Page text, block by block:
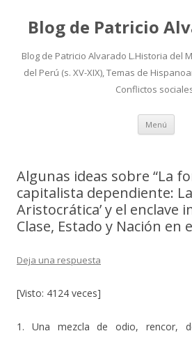
Blog de Patricio
Blog de Patricio Alvarado L.Historia del
del Perú (s. XV-XIX), Temas de
Conflictos
Menú Ir
Algunas ideas sobre “La
capitalista dependiente: La
Aristocrática’ y el enclave
Clase, Estado y Nación en
Deja una respuesta
[Visto: 4124 veces]
1. Una mezcla de odio, rencor,